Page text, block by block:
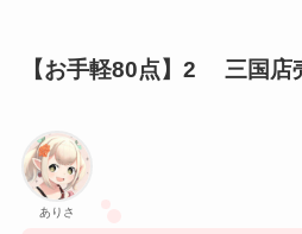
【お手軽80点】2 三国店
ありさ